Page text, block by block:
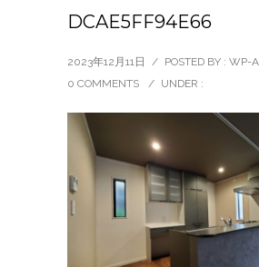
DCAE5FF94E66
2023年12月11日 / POSTED BY : WP-
0 COMMENTS
/ UNDER :